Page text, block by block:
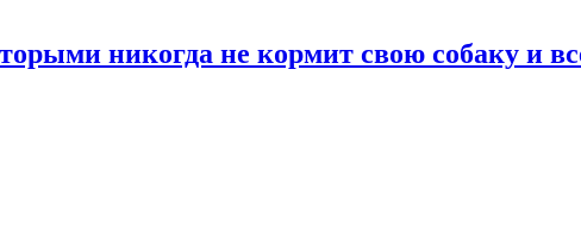
никогда не кормит свою собаку и